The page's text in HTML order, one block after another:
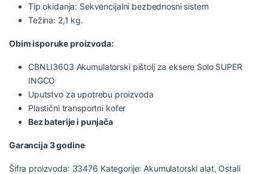
Tip okidanja: Sekvencijalni bezbednosni sistem
Težina: 2,1 kg.
Obim isporuke proizvoda:
CBNLI3603 Akumulatorski pištolj za eksere Solo SUPER
INGCO
Uputstvo za upotrebu proizvoda
Plastični transportni kofer
Bez baterije i punjača
Garancija 3 godine
Šifra proizvoda: 33476 Kategorije: Akumulatorski alat, Ostali